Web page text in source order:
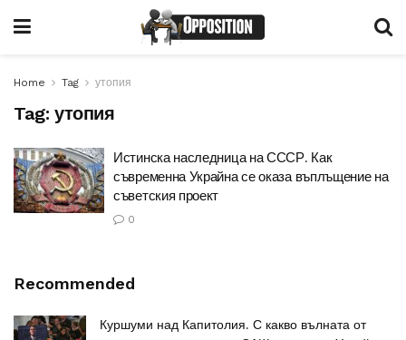
Home Tag утопия
Tag: утопия
Истинска наследница на СССР. Как
съвременна Украйна се оказа въплъщение на
съветския проект
0
Recommended
Куршуми над Капитолия. С какво вълната от